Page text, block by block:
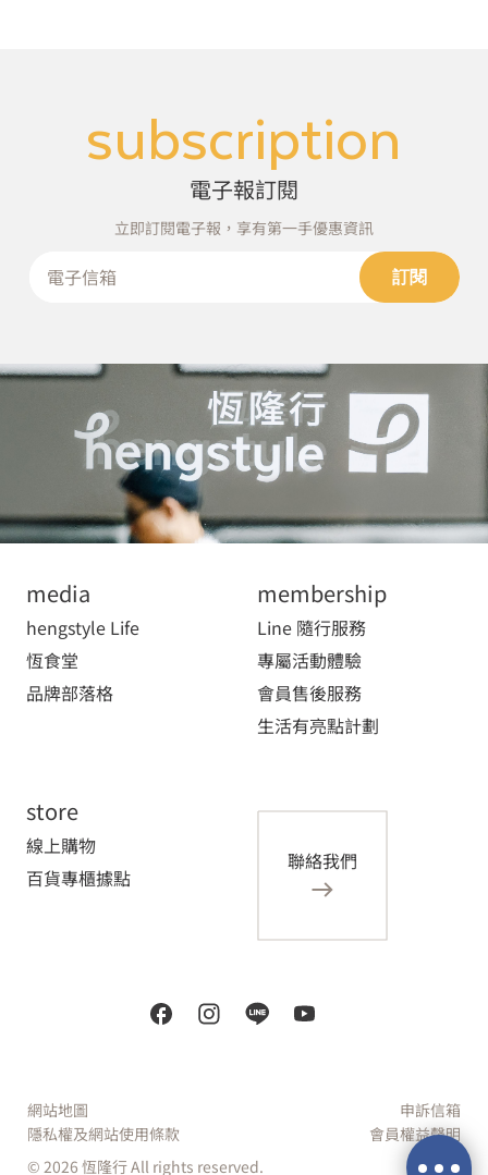
subscription
電子報訂閱
立即訂閱電子報，享有第一手優惠資訊
訂閱
media
hengstyle Life
恆食堂
品牌部落格
membership
Line 隨行服務
專屬活動體驗
會員售後服務
生活有亮點計劃
store
線上購物
百貨專櫃據點
聯絡我們
網站地圖
隱私權及網站使用條款
© 2026 恆隆行 All rights reserved.
申訴信箱
會員權益聲明